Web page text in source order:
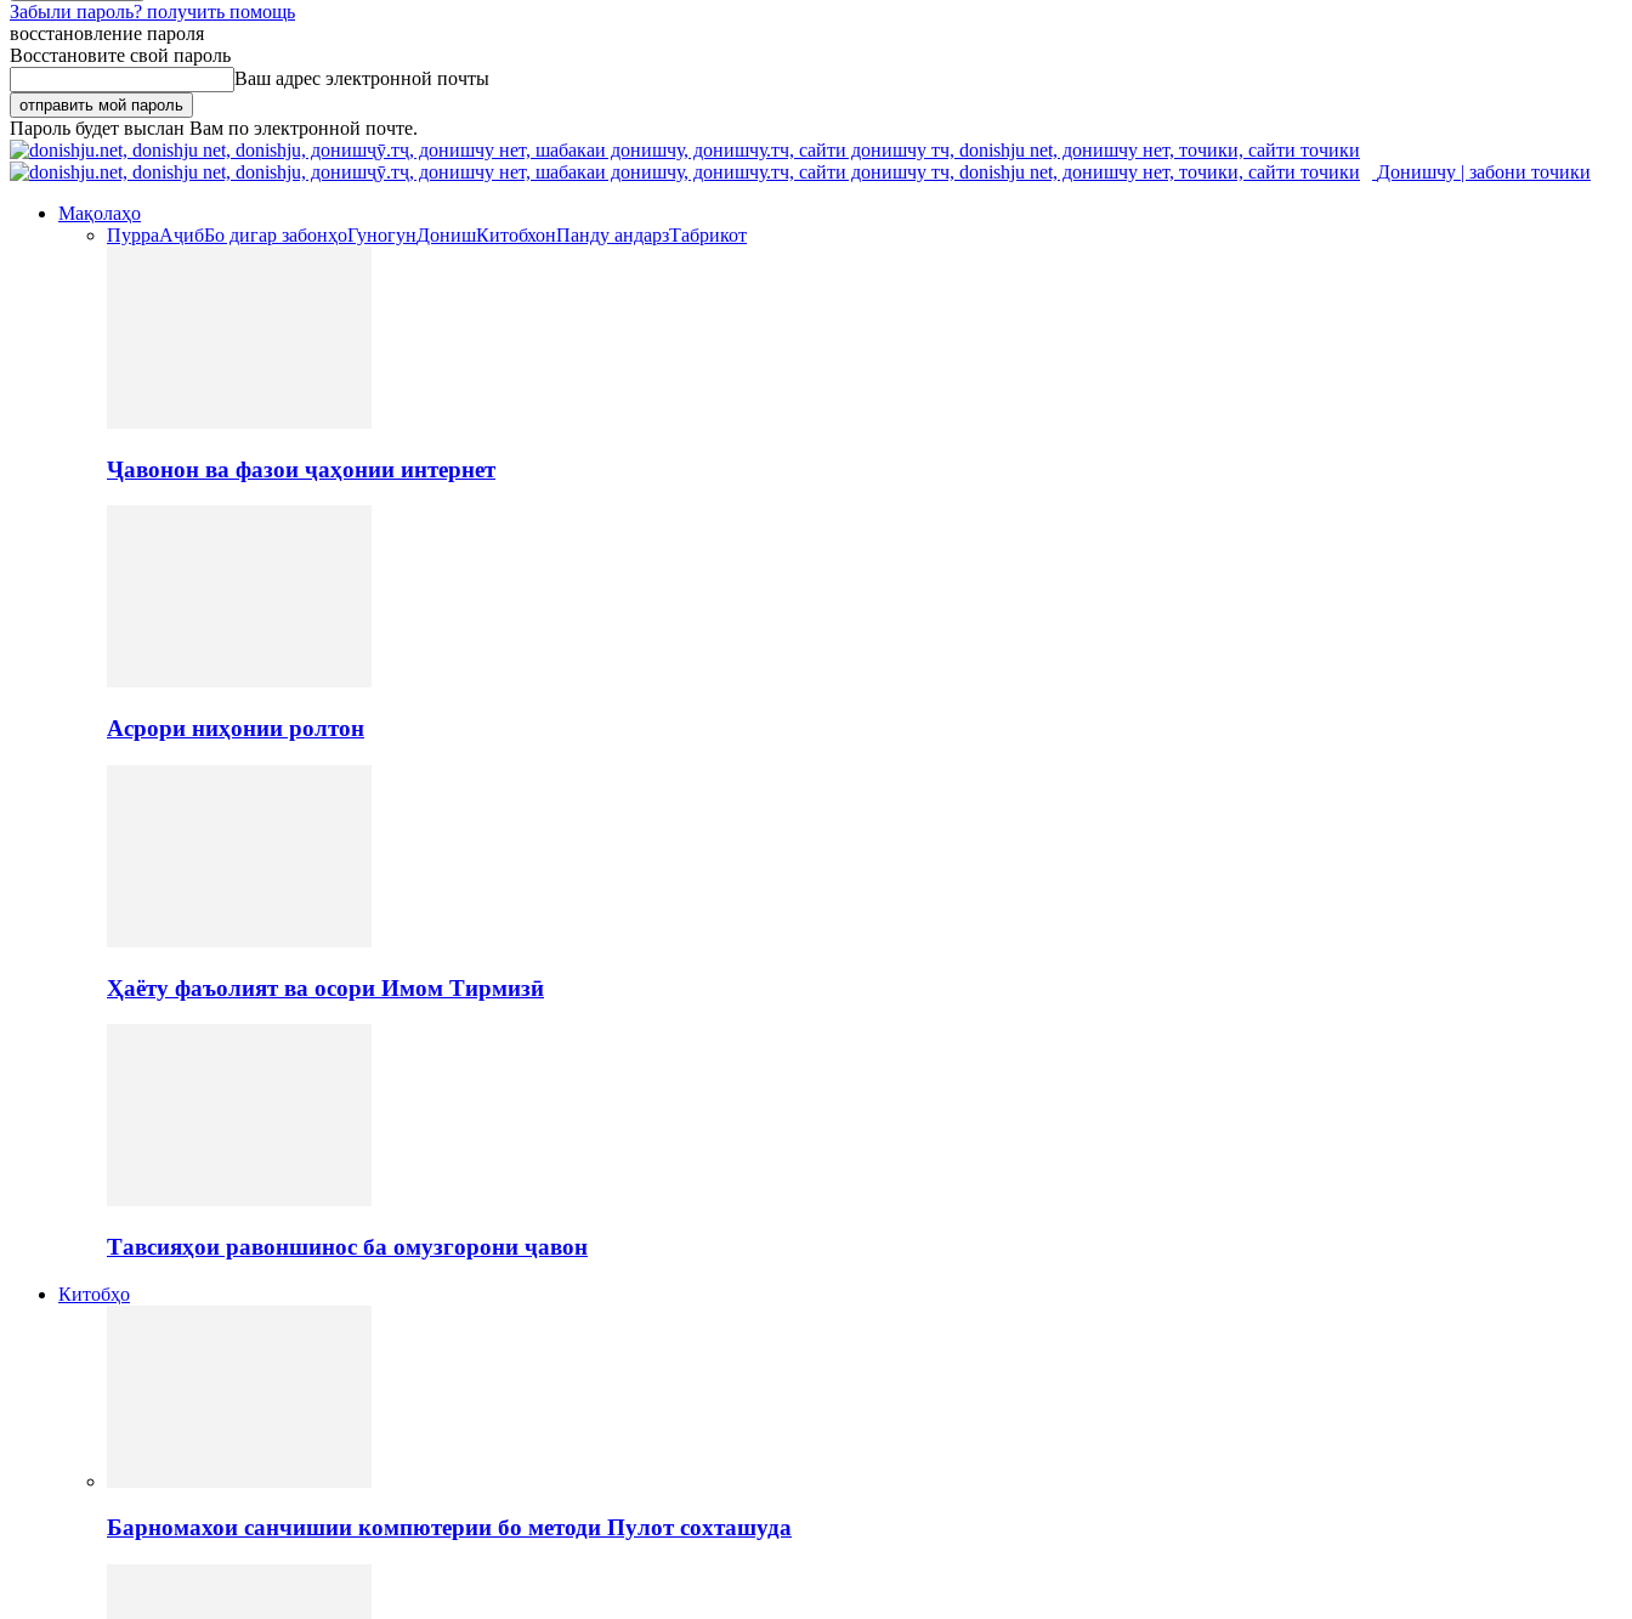
Забыли пароль? получить помощь
восстановление пароля
Восстановите свой пароль
Ваш адрес электронной почты
Пароль будет выслан Вам по электронной почте.
Донишчу | забони точики
Мақолаҳо
ПурраАҷибБо дигар забонҳоГуногунДонишКитобхонПанду андарзТабрикот
Ҷавонон ва фазои ҷаҳонии интернет
Асрори ниҳонии ролтон
Ҳаёту фаъолият ва осори Имом Тирмизӣ
Тавсияҳои равоншинос ба омузгорони ҷавон
Китобҳо
Барномахои санчишии компютерии бо методи Пулот сохташуда